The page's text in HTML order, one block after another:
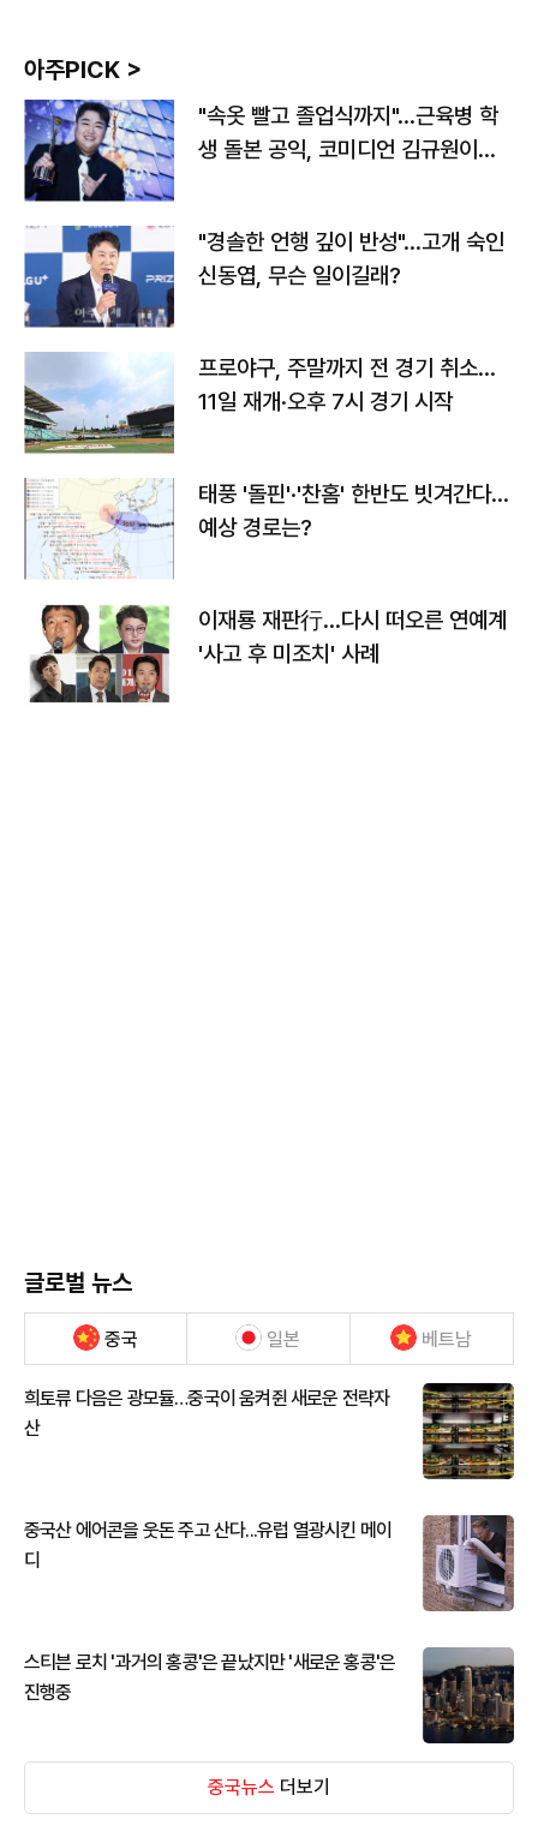
아주PICK >
"속옷 빨고 졸업식까지"…근육병 학
생 돌본 공익, 코미디언 김규원이었
"경솔한 언행 깊이 반성"…고개 숙인
신동엽, 무슨 일이길래?
프로야구, 주말까지 전 경기 취소…
11일 재개·오후 7시 경기 시작
태풍 '돌핀'·'찬홈' 한반도 빗겨간다…
예상 경로는?
이재룡 재판行…다시 떠오른 연예계
'사고 후 미조치' 사례
글로벌 뉴스
중국 일본 베트남
희토류 다음은 광모듈…중국이 움켜쥔 새로운 전략자
산
중국산 에어콘을 웃돈 주고 산다...유럽 열광시킨 메이
디
스티븐 로치 '과거의 홍콩'은 끝났지만 '새로운 홍콩'은
진행중
중국뉴스 더보기